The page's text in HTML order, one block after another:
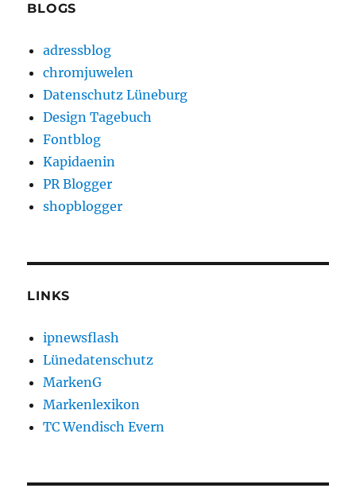
BLOGS
adressblog
chromjuwelen
Datenschutz Lüneburg
Design Tagebuch
Fontblog
Kapidaenin
PR Blogger
shopblogger
LINKS
ipnewsflash
Lünedatenschutz
MarkenG
Markenlexikon
TC Wendisch Evern